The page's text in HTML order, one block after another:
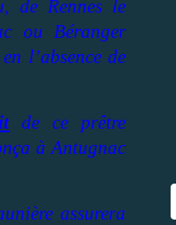
de Rennes le
ou Béranger
l’absence de
de ce prêtre
à Antugnac
assurera